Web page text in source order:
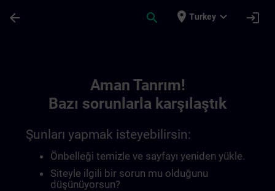
arrow_back search place Turkey expand_more login
Aman Tanrım!
Bazı sorunlarla karşılaştık
Şunları yapmak isteyebilirsin:
Önbelleği temizle ve sayfayı yeniden yükle.
Siteyle ilgili bir sorun mu olduğunu
düşünüyorsun?